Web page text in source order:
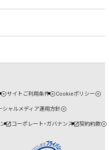
サイトご利用条件 Cookieポリシー
シャルメディア運用方針
コーポレート・ガバナンス 契約約款